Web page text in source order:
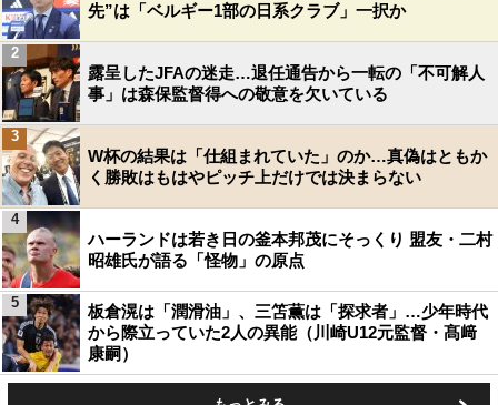
先”は「ベルギー1部の日系クラブ」一択か
露呈したJFAの迷走…退任通告から一転の「不可解人
事」は森保監督得への敬意を欠いている
2
W杯の結果は「仕組まれていた」のか…真偽はともか
く勝敗はもはやピッチ上だけでは決まらない
3
ハーランドは若き日の釜本邦茂にそっくり 盟友・二村
昭雄氏が語る「怪物」の原点
4
板倉滉は「潤滑油」、三笘薫は「探求者」…少年時代
から際立っていた2人の異能（川崎U12元監督・髙﨑
康嗣）
5